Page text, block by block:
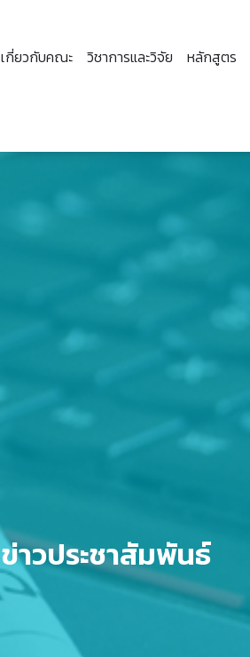
เกี่ยวกับคณะ วิชาการและวิจัย หลักสูตร
ข่าวประชาสัมพันธ์